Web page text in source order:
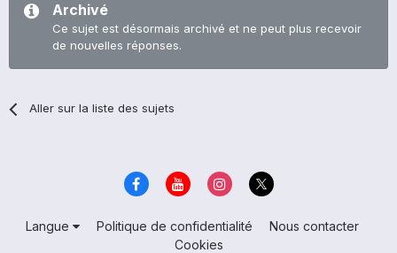
Archivé
Ce sujet est désormais archivé et ne peut plus recevoir
de nouvelles réponses.
Aller sur la liste des sujets
Langue Politique de confidentialité
Nous contacter
Cookies